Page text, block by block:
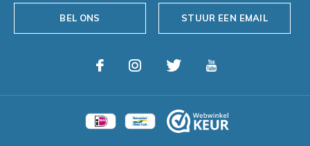
BEL ONS STUUR EEN EMAIL